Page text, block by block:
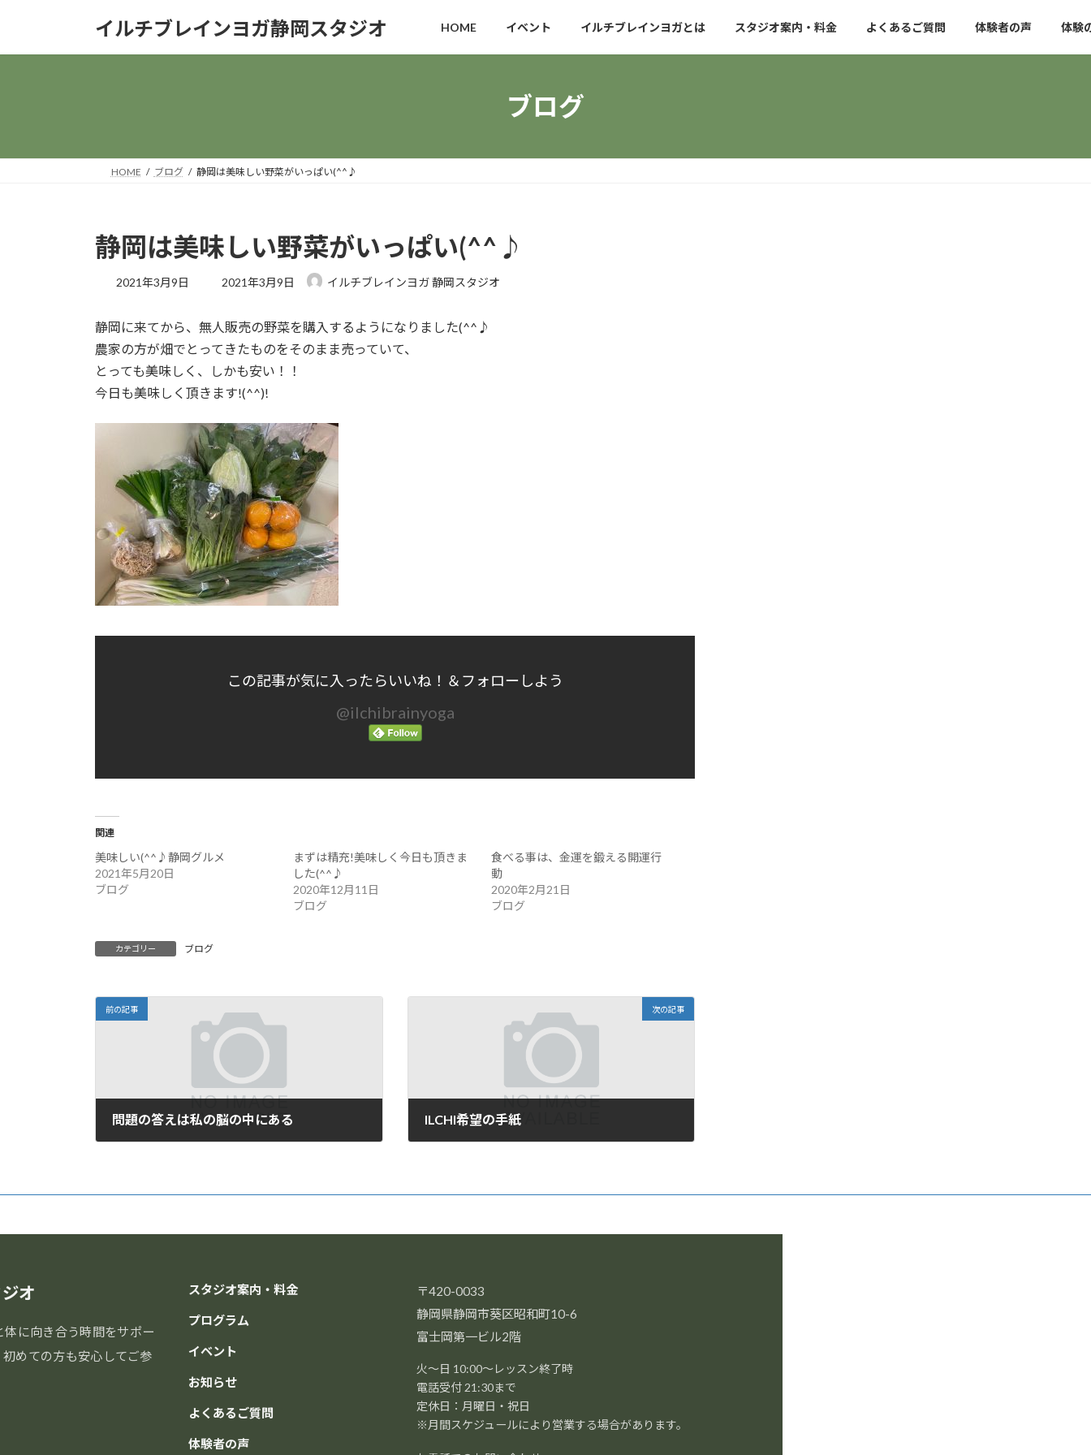
イルチブレインヨガ静岡スタジオ HOME イベント イルチブレインヨガとは スタジオ案内・料金 よくあるご質問 体験者の声 体験
ブログ
HOME ブログ 静岡は美味しい野菜がいっぱい(^^♪
静岡は美味しい野菜がいっぱい(^^♪
2021年3月9日
最
新
日
:
2021年3月9日 イルチブレインヨガ 静岡スタジオ
静岡に来てから、無人販売の野菜を購入するようになりました(^^♪
農家の方が畑でとってきたものをそのまま売っていて、
とっても美味しく、しかも安い！！
今日も美味しく頂きます!(^^)!
この記事が気に入ったらいいね！＆フォローしよう
@ilchibrainyoga
関連
美味しい(^^♪静岡グルメ
2021年5月20日
ブログ
まずは精充!美味しく今日も頂きま
した(^^♪
2020年12月11日
ブログ
食べる事は、金運を鍛える開運行
動
2020年2月21日
ブログ
カテゴリー ブログ
前の記事
問題の答えは私の脳の中にある
次の記事
ILCHI希望の手紙
オ
に向き合う時間をサポー
めての方も安心してご参
スタジオ案内・料金
プログラム
イベント
お知らせ
よくあるご質問
体験者の声
〒420-0033
静岡県静岡市葵区昭和町10-6
富士岡第一ビル2階
火～日 10:00～レッスン終了時
電話受付 21:30まで
定休日：月曜日・祝日
※月間スケジュールにより営業する場合があります。